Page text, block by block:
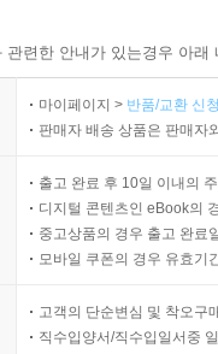
련한 안내가 있는경우 아
마이페이지 > 반품/교환 신
판매자 배송 상품은 판매자
출고 완료 후 10일 이내의
디지털 콘텐츠인 eBook의
중고상품의 경우 출고 완료
모바일 쿠폰의 경우 유효기
고객의 단순변심 및 착오구
직수입양서/직수입일서중